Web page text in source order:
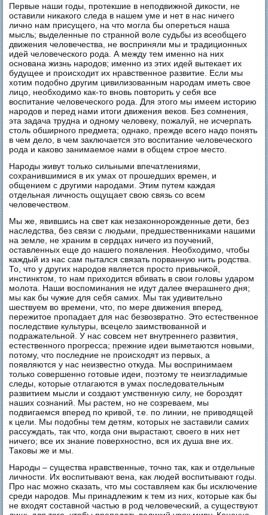
Первые наши годы, протекшие в неподвижной дикости, не
оставили никакого следа в нашем уме и нет в нас ничего
лично нам присущего, на что могла бы опереться наша
мысль; выделенные по странной воле судьбы из всеобщего
движения человечества, не восприняли мы и традиционных
идей человеческого рода. А между тем именно на них
основана жизнь народов; именно из этих идей вытекает их
будущее и происходит их нравственное развитие. Если мы
хотим подобно другим цивилизованным народам иметь свое
лицо, необходимо как-то вновь повторить у себя все
воспитание человеческого рода. Для этого мы имеем историю
народов и перед нами итоги движения веков. Без сомнения,
эта задача трудна и одному человеку, пожалуй, не исчерпать
столь обширного предмета; однако, прежде всего надо понять
в чем дело, в чем заключается это воспитание человеческого
рода и каково занимаемое нами в общем строе место.
Народы живут только сильными впечатлениями,
сохранившимися в их умах от прошедших времен, и
общением с другими народами. Этим путем каждая
отдельная личность ощущает свою связь со всем
человечеством.
Мы же, явившись на свет как незаконнорожденные дети, без
наследства, без связи с людьми, предшественниками нашими
на земле, не храним в сердцах ничего из поучений,
оставленных еще до нашего появления. Необходимо, чтобы
каждый из нас сам пытался связать порванную нить родства.
То, что у других народов является просто привычкой,
инстинктом, то нам приходится вбивать в свои головы ударом
молота. Наши воспоминания не идут далее вчерашнего дня;
мы как бы чужие для себя самих. Мы так удивительно
шествуем во времени, что, по мере движения вперед,
пережитое пропадает для нас безвозвратно. Это естественное
последствие культуры, всецело заимствованной и
подражательной. У нас совсем нет внутреннего развития,
естественного прогресса; прежние идеи выметаются новыми,
потому, что последние не происходят из первых, а
появляются у нас неизвестно откуда. Мы воспринимаем
только совершенно готовые идеи, поэтому те неизгладимые
следы, которые отлагаются в умах последовательным
развитием мысли и создают умственную силу, не бороздят
наших сознаний. Мы растем, но не созреваем, мы
подвигаемся вперед по кривой, т.е. по линии, не приводящей
к цели. Мы подобны тем детям, которых не заставили самих
рассуждать, так что, когда они вырастают, своего в них нет
ничего; все их знание поверхностно, вся их душа вне их.
Таковы же и мы.
Народы – существа нравственные, точно так, как и отдельные
личности. Их воспитывают вена, как людей воспитывают годы.
Про нас можно сказать, что мы составляем как бы исключение
среди народов. Мы принадлежим к тем из них, которые как бы
не входят составной частью в род человеческий, а существуют